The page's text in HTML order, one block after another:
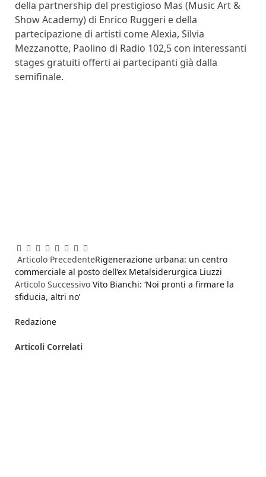
della partnership del prestigioso Mas (Music Art &
Show Academy) di Enrico Ruggeri e della
partecipazione di artisti come Alexia, Silvia
Mezzanotte, Paolino di Radio 102,5 con interessanti
stages gratuiti offerti ai partecipanti già dalla
semifinale.
Facebook
Twitter
Pinterest
LinkedIn
Reddit
WhatsApp
Telegram
Email
Articolo PrecedenteRigenerazione urbana: un centro
commerciale al posto dell’ex Metalsiderurgica Liuzzi
Articolo Successivo Vito Bianchi: ‘Noi pronti a firmare la
sfiducia, altri no’
Redazione
Articoli Correlati